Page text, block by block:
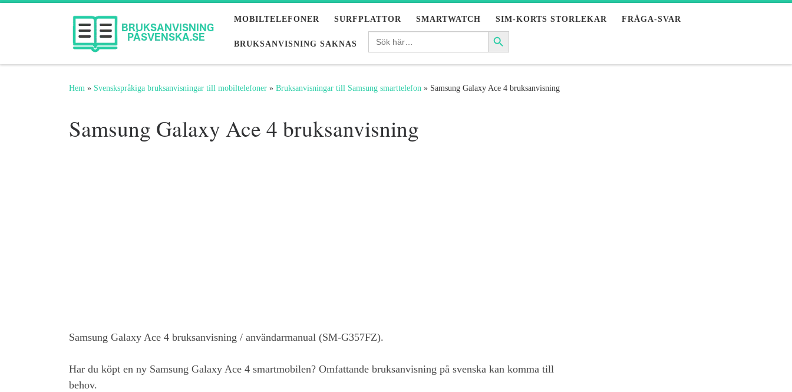
Hoppa till innehåll MOBILTELEFONER SURFPLATTOR SMARTWATCH SIM-KORTS STORLEKAR FRÅGA-SVAR
BRUKSANVISNING SAKNAS
Hem » Svenskspråkiga bruksanvisningar till mobiltelefoner » Bruksanvisningar till Samsung smarttelefon » Samsung Galaxy Ace 4 bruksanvisning
Samsung Galaxy Ace 4 bruksanvisning
Samsung Galaxy Ace 4 bruksanvisning / användarmanual (SM-G357FZ).
Har du köpt en ny Samsung Galaxy Ace 4 smartmobilen? Omfattande bruksanvisning på svenska kan komma till
behov.